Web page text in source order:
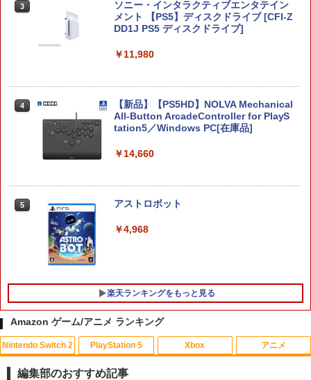
バッグスイッチ 2 収納ケース Switch 収
￥1,211
【お買い物マラソン期間限定♪最大30％O
2025年 スイッチ2モデル用 スリムケース
持ち運び キャリングケース 耐衝撃 薄型
ハードポーチ ゲームカード12枚収納 ア
セガ 【Switch2】ツーポイントミュージ
アム [POT-P-AAS5A NSW2 ツ-ポイント
ミュ-ジアム]
￥3,490
3
ソニー・インタラクティブエンタテイン
メント 【PS5】ディスクドライブ [CFI-Z
DD1J PS5 ディスクドライブ]
￥11,980
4
【新品】【PS5HD】NOLVA Mechanical
All-Button ArcadeController for PlayS
tation5／Windows PC[在庫品]
￥14,660
5 アストロボット
￥4,968
楽天ランキングをもっと見る
1
【中古】【Blu−ray】プリンセスコネク
ト！Re：Dive 2 / アニメ
Amazon ゲーム/アニメ ランキング
Nintendo Switch 2 PlayStation 5 Xbox アニメ
編集部のおすすめ記事